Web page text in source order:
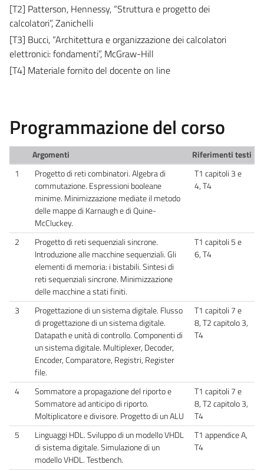
[T2] Patterson, Hennessy, “Struttura e progetto dei
calcolatori”, Zanichelli
[T3] Bucci, “Architettura e organizzazione dei calcolatori
elettronici: fondamenti”, McGraw-Hill
[T4] Materiale fornito del docente on line
Programmazione del corso
Argomenti
Riferimenti testi
1
Progetto di reti combinatori. Algebra di
commutazione. Espressioni booleane
minime. Minimizzazione mediate il metodo
delle mappe di Karnaugh e di Quine-
McCluckey.
T1 capitoli 3 e
4, T4
2
Progetto di reti sequenziali sincrone.
Introduzione alle macchine sequenziali. Gli
elementi di memoria: i bistabili. Sintesi di
reti sequenziali sincrone. Minimizzazione
delle macchine a stati finiti.
T1 capitoli 5 e
6, T4
3
Progettazione di un sistema digitale. Flusso
di progettazione di un sistema digitale.
Datapath e unità di controllo. Componenti di
un sistema digitale. Multiplexer, Decoder,
Encoder, Comparatore, Registri, Register
file.
T1 capitoli 7 e
8, T2 capitolo 3,
T4
4
Sommatore a propagazione del riporto e
Sommatore ad anticipo di riporto.
Moltiplicatore e divisore. Progetto di un ALU
T1 capitoli 7 e
8, T2 capitolo 3,
T4
5
Linguaggi HDL. Sviluppo di un modello VHDL
di sistema digitale. Simulazione di un
modello VHDL. Testbench.
T1 appendice A,
T4